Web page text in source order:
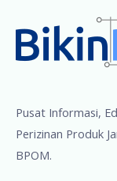
Pusat Informasi,
Perizinan Produk
BPOM.